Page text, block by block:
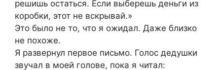
решишь остаться. Если выберешь деньги из
коробки, этот не вскрывай.»
Это было не то, что я ожидал. Даже близко
не похоже.
Я развернул первое письмо. Голос дедушки
звучал в моей голове, пока я читал: